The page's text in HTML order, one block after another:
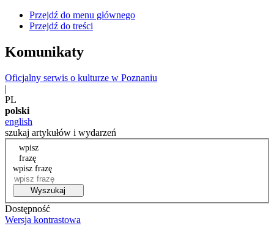
Przejdź do menu głównego
Przejdź do treści
Komunikaty
Oficjalny serwis o kulturze w Poznaniu
|
PL
polski
english
szukaj artykułów i wydarzeń
wpisz
frazę
wpisz frazę
Wyszukaj
Dostępność
Wersja kontrastowa